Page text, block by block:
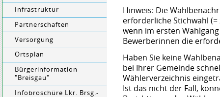
Infrastruktur
Partnerschaften
Versorgung
Ortsplan
Bürgerinformation
"Breisgau"
Infobroschüre Lkr. Brsg.-
Hinweis: Die
erforderliche Stichwahl
wenn im ersten
Bewerberinnen die
Haben Sie keine
bei Ihrer Gemeinde
Wählerverzeichnis
Ist das nicht der Fall,